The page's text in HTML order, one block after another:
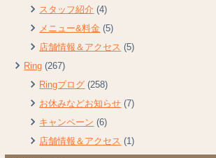
スタッフ紹介 (4)
メニュー&料金 (5)
店舗情報＆アクセス (5)
Ring (267)
Ringブログ (258)
お休みなどお知らせ (7)
キャンペーン (6)
店舗情報＆アクセス (1)